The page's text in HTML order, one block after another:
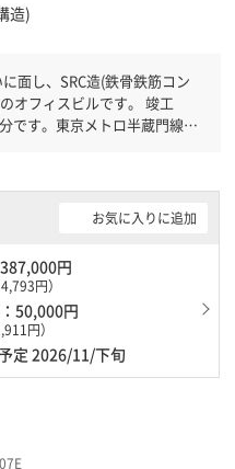
造)
面し、SRC造(鉄骨鉄筋コン
フィスビルです。 竣工
です。東京メトロ半蔵門線神
きます。
お気に入りに追加
387,000円
円）
：50,000円
円）
定 2026/11/下旬